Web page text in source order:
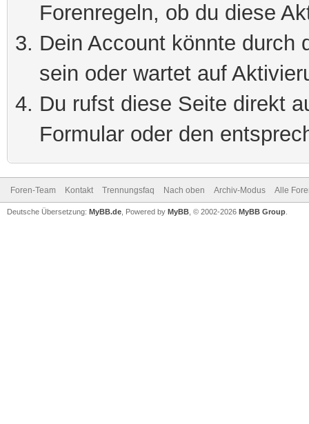
Forenregeln, ob du diese
Dein Account könnte durch
sein oder wartet auf
Du rufst diese Seite direkt
Formular oder den
Foren-Team Kontakt Trennungsfaq Nach oben Archiv-Modus Alle
Deutsche Übersetzung: MyBB.de , Powered by MyBB , © 2002-2026 MyBB Group